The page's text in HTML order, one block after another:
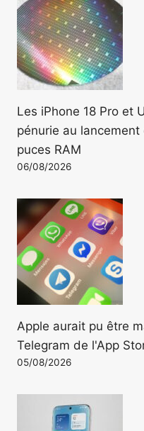
Les iPhone 18 Pro et
pénurie au
puces RAM
06/08/2026
Apple aurait pu être
Telegram de l'App
05/08/2026